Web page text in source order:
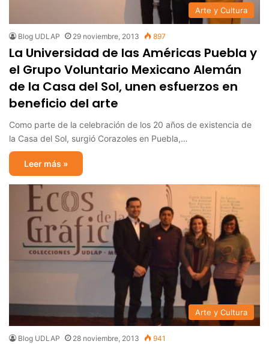
Arte y Cultura
Blog UDLAP 29 noviembre, 2013 897
La Universidad de las Américas Puebla y
el Grupo Voluntario Mexicano Alemán
de la Casa del Sol, unen esfuerzos en
beneficio del arte
Como parte de la celebración de los 20 años de existencia de
la Casa del Sol, surgió Corazoles en Puebla,…
Leer más »
Arte y Cultura
Blog UDLAP 28 noviembre, 2013 941